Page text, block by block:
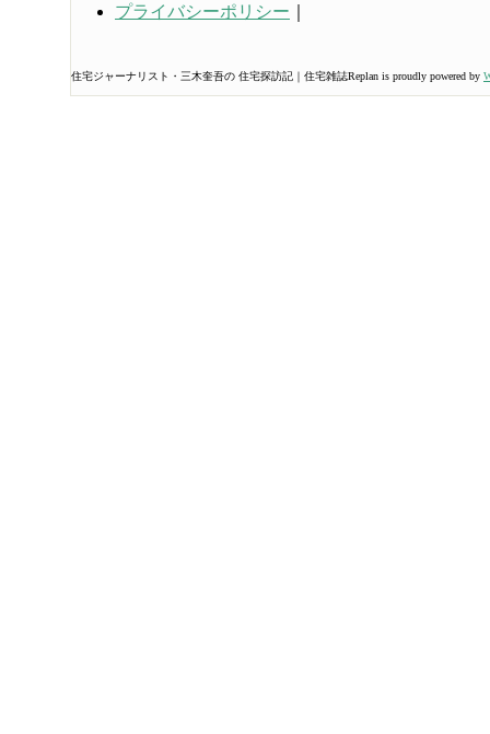
プライバシーポリシー
住宅ジャーナリスト・三木奎吾の 住宅探訪記｜住宅雑誌Replan is proudly powered by